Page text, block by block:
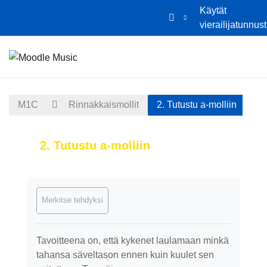
Käytät
M1C Rinnakkaismollit 2. Tutustu a-molliin
2. Tutustu a-molliin
Merkitse tehdyksi
Tavoitteena on, että kykenet laulamaan minkä
tahansa säveltason ennen kuin kuulet sen